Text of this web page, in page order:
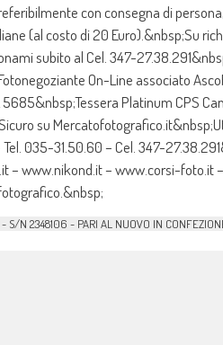
con consegna di
(al costo di 20 Euro).&nbsp;Su
subito al Cel. 347-
On-Line associato
Platinum CPS
su
035-31.50.60 – Cel. 347-
– www.nikond.it – www.corsi-
N 2348106 - PARI AL NUOVO IN